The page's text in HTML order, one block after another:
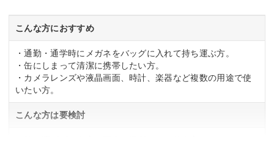
こんな方におすすめ
・通勤・通学時にメガネをバッグに入れて持ち運ぶ方。
・缶にしまって清潔に携帯したい方。
・カメラレンズや液晶画面、時計、楽器など複数の用途で使
いたい方。
こんな方は要検討